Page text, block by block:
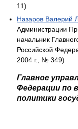
11)
Назаров Валерий
Администрации
начальник
Российской
2004 г., № 349)
Главное
Федерации по
политики